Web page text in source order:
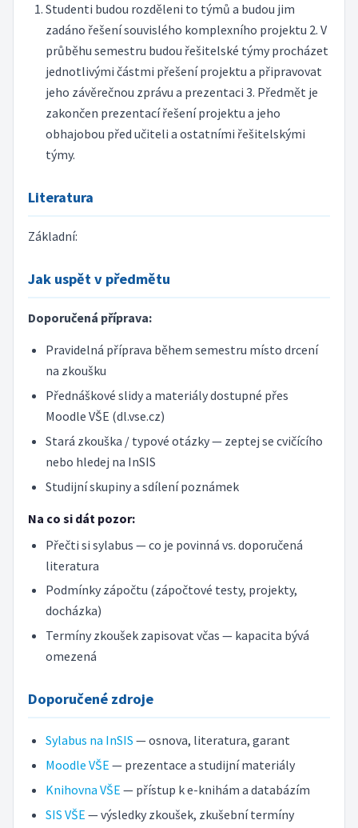
Studenti budou rozděleni to týmů a budou jim
zadáno řešení souvislého komplexního projektu 2. V
průběhu semestru budou řešitelské týmy procházet
jednotlivými částmi přešení projektu a připravovat
jeho závěrečnou zprávu a prezentaci 3. Předmět je
zakončen prezentací řešení projektu a jeho
obhajobou před učiteli a ostatními řešitelskými
týmy.
Literatura
Základní:
Jak uspět v předmětu
Doporučená příprava:
Pravidelná příprava během semestru místo drcení
na zkoušku
Přednáškové slidy a materiály dostupné přes
Moodle VŠE (dl.vse.cz)
Stará zkouška / typové otázky — zeptej se cvičícího
nebo hledej na InSIS
Studijní skupiny a sdílení poznámek
Na co si dát pozor:
Přečti si sylabus — co je povinná vs. doporučená
literatura
Podmínky zápočtu (zápočtové testy, projekty,
docházka)
Termíny zkoušek zapisovat včas — kapacita bývá
omezená
Doporučené zdroje
Sylabus na InSIS — osnova, literatura, garant
Moodle VŠE — prezentace a studijní materiály
Knihovna VŠE — přístup k e-knihám a databázím
SIS VŠE — výsledky zkoušek, zkušební termíny